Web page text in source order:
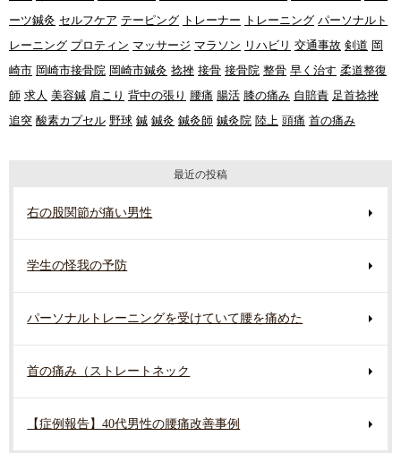
ーツ鍼灸 セルフケア テーピング トレーナー トレーニング パーソナルト
レーニング プロティン マッサージ マラソン リハビリ 交通事故 剣道 岡
崎市 岡崎市接骨院 岡崎市鍼灸 捻挫 接骨 接骨院 整骨 早く治す 柔道整復
師 求人 美容鍼 肩こり 背中の張り 腰痛 腸活 膝の痛み 自賠責 足首捻挫
追突 酸素カプセル 野球 鍼 鍼灸 鍼灸師 鍼灸院 陸上 頭痛 首の痛み
最近の投稿
右の股関節が痛い男性
学生の怪我の予防
パーソナルトレーニングを受けていて腰を痛めた
首の痛み（ストレートネック
【症例報告】40代男性の腰痛改善事例